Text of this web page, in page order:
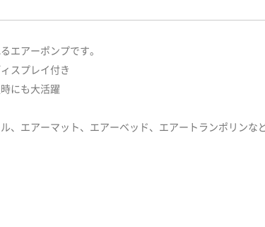
エアーポンプです。
スプレイ付き
にも大活躍
、エアーマット、エアーベッド、エアートランポリンな